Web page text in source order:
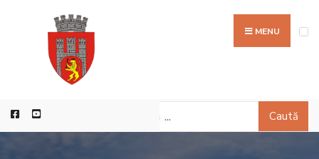
MENU
Caută